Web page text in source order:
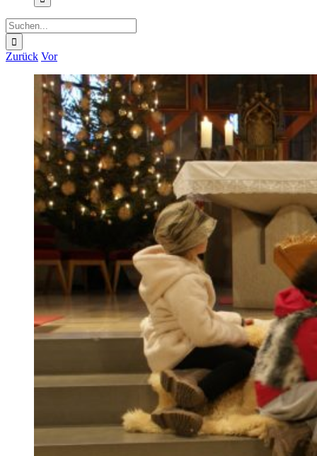
Suche
nach:
Zurück Vor
Zeige
grösseres
Bild